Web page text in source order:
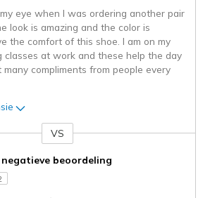
eye when I was ordering another pair
look is amazing and the color is
the comfort of this shoe. I am on my
classes at work and these help the day
many compliments from people every
VS
negatieve beoordeling